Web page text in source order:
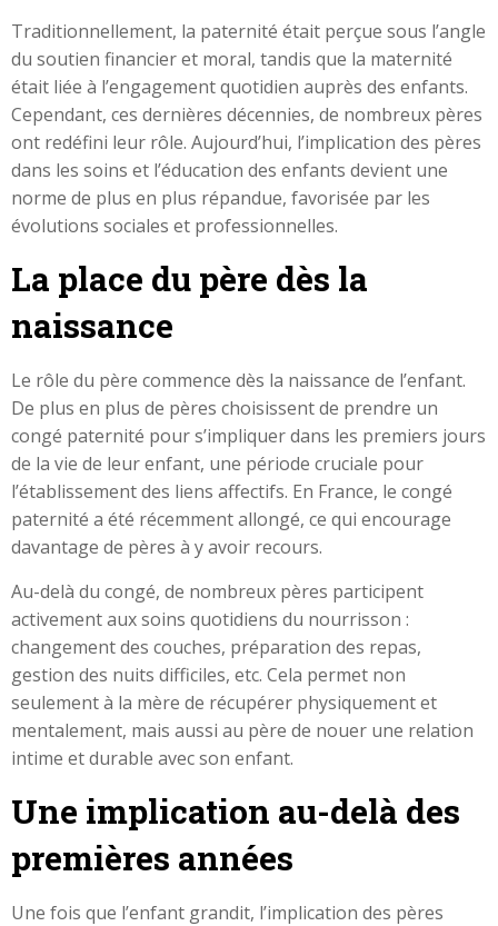
Traditionnellement, la paternité était perçue sous l’angle
du soutien financier et moral, tandis que la maternité
était liée à l’engagement quotidien auprès des enfants.
Cependant, ces dernières décennies, de nombreux pères
ont redéfini leur rôle. Aujourd’hui, l’implication des pères
dans les soins et l’éducation des enfants devient une
norme de plus en plus répandue, favorisée par les
évolutions sociales et professionnelles.
La place du père dès la
naissance
Le rôle du père commence dès la naissance de l’enfant.
De plus en plus de pères choisissent de prendre un
congé paternité pour s’impliquer dans les premiers jours
de la vie de leur enfant, une période cruciale pour
l’établissement des liens affectifs. En France, le congé
paternité a été récemment allongé, ce qui encourage
davantage de pères à y avoir recours.
Au-delà du congé, de nombreux pères participent
activement aux soins quotidiens du nourrisson :
changement des couches, préparation des repas,
gestion des nuits difficiles, etc. Cela permet non
seulement à la mère de récupérer physiquement et
mentalement, mais aussi au père de nouer une relation
intime et durable avec son enfant.
Une implication au-delà des
premières années
Une fois que l’enfant grandit, l’implication des pères